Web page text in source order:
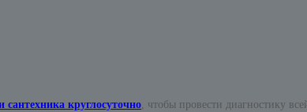
сантехника круглосуточно, чтобы провести диагностику